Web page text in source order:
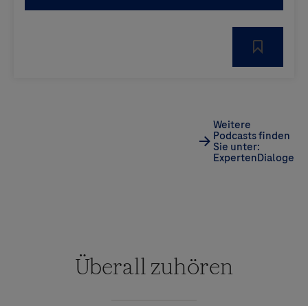
Weitere
Podcasts finden
Sie unter:
ExpertenDialoge
Überall zuhören